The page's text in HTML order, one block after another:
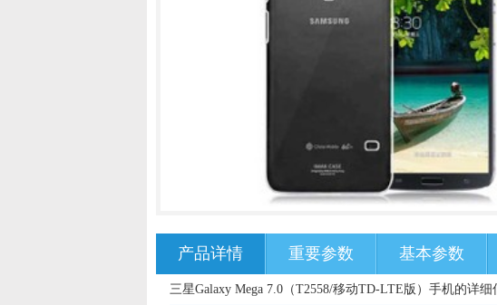
产品详情 重要参数 基本参数
三星Galaxy Mega 7.0（T2558/移动TD-LTE版）手机的详细